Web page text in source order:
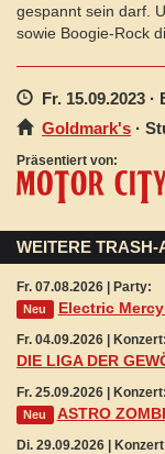
gespannt sein darf.
sowie Boogie-Rock
Fr. 15.09.2023 ·
Goldmark's ·
Präsentiert von:
WEITERE
Fr. 07.08.2026 | Party:
Neu Electric Mercy
Fr. 04.09.2026 | Konzert:
DIE LIGA DER
Fr. 25.09.2026 | Konzert:
Neu ASTRO
Di. 29.09.2026 |